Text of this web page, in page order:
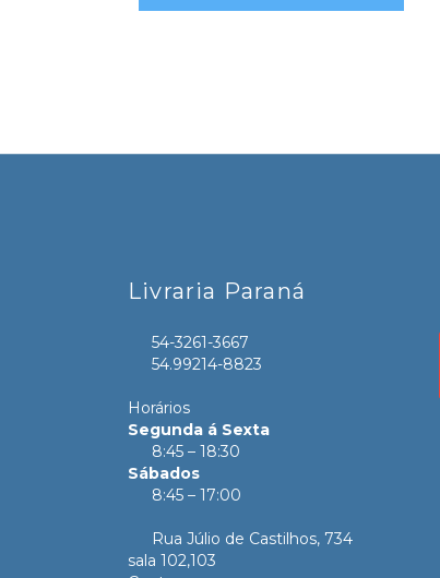
Livraria Paraná
54-3261-3667
54.99214-8823
Horários
Segunda á Sexta
8:45 – 18:30
Sábados
8:45 – 17:00
Rua Júlio de Castilhos, 734
sala 102,103